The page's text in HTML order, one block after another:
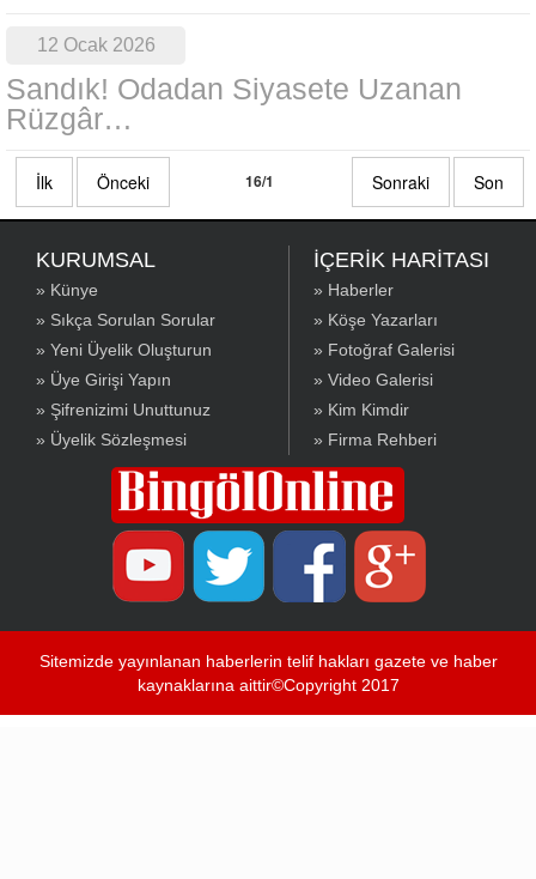
12 Ocak 2026
Sandık! Odadan Siyasete Uzanan
Rüzgâr…
İlk Önceki 16/1 Sonraki Son
KURUMSAL
» Künye
» Sıkça Sorulan Sorular
» Yeni Üyelik Oluşturun
» Üye Girişi Yapın
» Şifrenizimi Unuttunuz
» Üyelik Sözleşmesi
İÇERİK HARİTASI
» Haberler
» Köşe Yazarları
» Fotoğraf Galerisi
» Video Galerisi
» Kim Kimdir
» Firma Rehberi
Sitemizde yayınlanan haberlerin telif hakları gazete ve haber
kaynaklarına aittir©Copyright 2017